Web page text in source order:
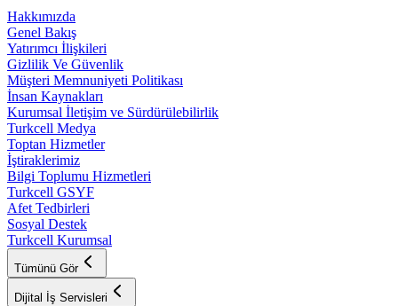
Hakkımızda
Genel Bakış
Yatırımcı İlişkileri
Gizlilik Ve Güvenlik
Müşteri Memnuniyeti Politikası
İnsan Kaynakları
Kurumsal İletişim ve Sürdürülebilirlik
Turkcell Medya
Toptan Hizmetler
İştiraklerimiz
Bilgi Toplumu Hizmetleri
Turkcell GSYF
Afet Tedbirleri
Sosyal Destek
Turkcell Kurumsal
Tümünü Gör
Dijital İş Servisleri